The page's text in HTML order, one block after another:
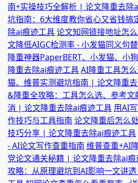
南+实操技巧全解析 | 论文降重去除
坑指南：6大维度教你省心又省钱
除ai痕迹工具论文知网链接地址怎
文降低AIGC检测率 - 小发猫同义句
降重神器PaperBERT、小发猫、小
降重去除ai痕迹工具AI降重工具怎
猫、维普实测避坑指南 | 论文降重
&降重全攻略：工具怎么选、参考
消 | 论文降重去除ai痕迹工具 用AI
作技巧与工具指南 论文降重后怎么
技巧分享 | 论文降重去除ai痕迹工具
- AI论文写作查重指南 维普查重+AI
党论文通关秘籍 | 论文降重去除ai
攻略：从原理避坑到AI影响一文讲